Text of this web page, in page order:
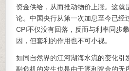
资金供给，从而推动物价上涨。这就
论。中国央行从第一次加息至今已经
CPI不仅没有回落，反而与利率同步
因，但套利的作用也不可小视。
如同自然界的江河湖海水流的变化引
融危机的发生也是由于逐利资金的无